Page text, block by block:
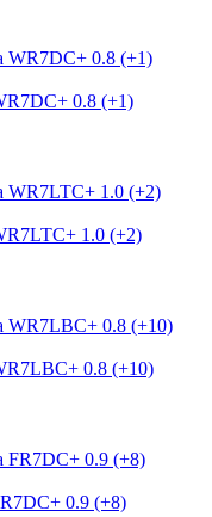
0.8 (+1)
1.0 (+2)
0.8 (+10)
0.9 (+8)